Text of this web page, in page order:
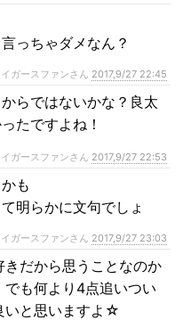
っちゃダメなん？
ガースファンさん 2017,9/27 22:45
らではないかな？良太
たですよね！
ガースファンさん 2017,9/27 22:53
も
明らかに文句でしょ
ガースファンさん 2017,9/27 23:03
きだから思うことなのか
も何より4点追いつい
いと思いますよ☆